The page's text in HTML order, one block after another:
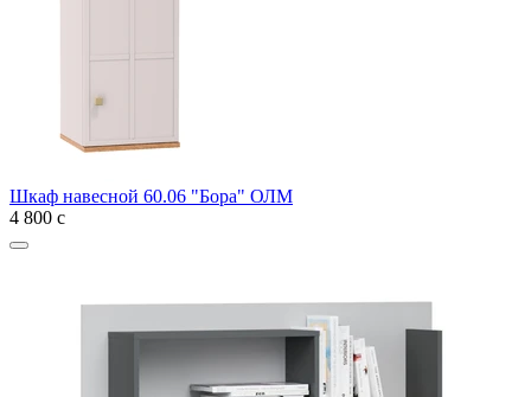
Шкаф навесной 60.06 "Бора" ОЛМ
4 800 с